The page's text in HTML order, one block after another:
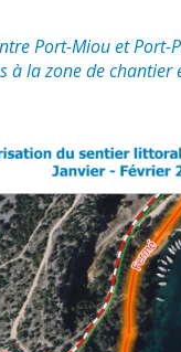
Port-Miou et
à la zone de